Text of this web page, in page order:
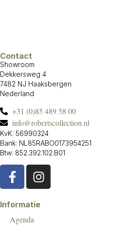
Contact
Showroom
Dekkersweg 4
7482 NJ Haaksbergen
Nederland
+31 (0)85 489 58 00
info@robertscollection.nl
KvK: 56990324
Bank: NL85RABO0173954251
Btw: 852.392.102.B01
Informatie
Agenda